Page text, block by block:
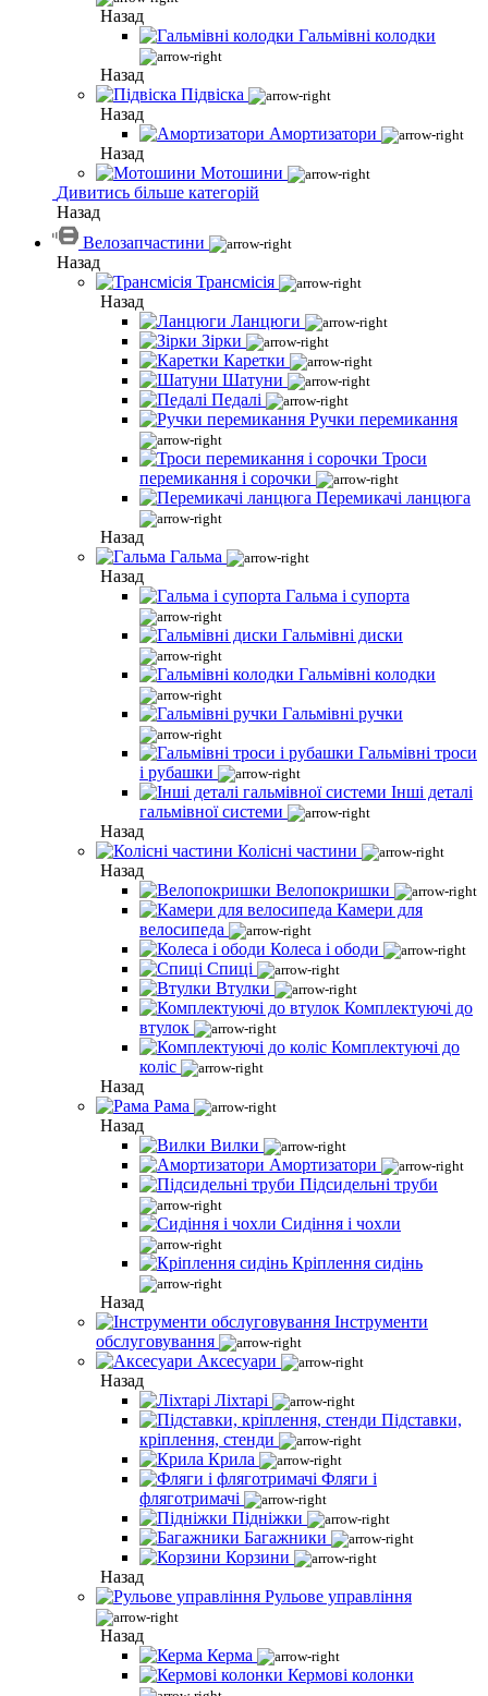
Назад
Гальмівні колодки
Назад
Підвіска
Назад
Амортизатори
Назад
Мотошини
Дивитись більше категорій
Назад
Велозапчастини
Назад
Трансмісія
Назад
Ланцюги
Зірки
Каретки
Шатуни
Педалі
Ручки перемикання
Троси
перемикання і сорочки
Перемикачі ланцюга
Назад
Гальма
Назад
Гальма і супорта
Гальмівні диски
Гальмівні колодки
Гальмівні ручки
Гальмівні троси
і рубашки
Інші деталі
гальмівної системи
Назад
Колісні частини
Назад
Велопокришки
Камери для
велосипеда
Колеса і ободи
Спиці
Втулки
Комплектуючі до
втулок
Комплектуючі до
коліс
Назад
Рама
Назад
Вилки
Амортизатори
Підсидельні труби
Сидіння і чохли
Кріплення сидінь
Назад
Інструменти
обслуговування
Аксесуари
Назад
Ліхтарі
Підставки,
кріплення, стенди
Крила
Фляги і
фляготримачі
Підніжки
Багажники
Корзини
Назад
Рульове управління
Назад
Керма
Кермові колонки